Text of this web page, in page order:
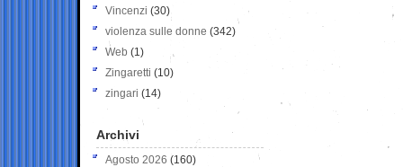
Vincenzi (30)
violenza sulle donne (342)
Web (1)
Zingaretti (10)
zingari (14)
Archivi
Agosto 2026 (160)